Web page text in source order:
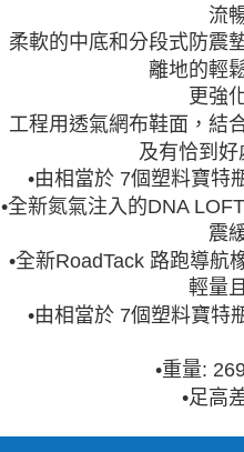
流
柔軟的中底和分段式防震
離地的輕
更強
工程用透氣網布鞋面，結
及有恰到好
•由相當於 7個塑料寶特
•全新氮氣注入的DNA
震
•全新RoadTack 路跑導航
輕量
•由相當於 7個塑料寶特
•重量:
•足高